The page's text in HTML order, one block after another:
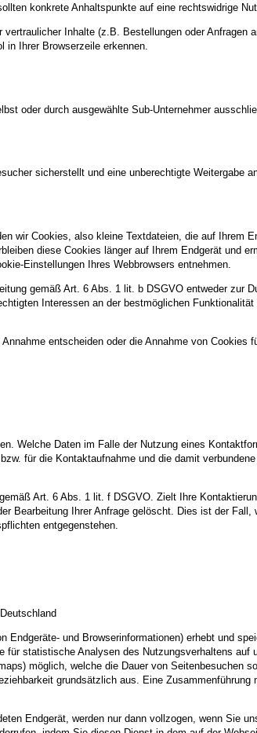
konkrete Anhaltspunkte auf eine rechtswidrige
Inhalte (z.B. Bestellungen oder Anfragen
in Ihrer Browserzeile erkennen.
oder durch ausgewählte Sub-Unternehmer
sicherstellt und eine unberechtigte Weitergabe
wir Cookies, also kleine Textdateien, die auf Ihrem
diese Cookies länger auf Ihrem Endgerät und
Einstellungen Ihres Webbrowsers entnehmen.
gemäß Art. 6 Abs. 1 lit. b DSGVO entweder zur
Interessen an der bestmöglichen
entscheiden oder die Annahme von Cookies
Welche Daten im Falle der Nutzung eines
für die Kontaktaufnahme und die damit
Art. 6 Abs. 1 lit. f DSGVO. Zielt Ihre
Bearbeitung Ihrer Anfrage gelöscht. Dies ist der Fall,
entgegenstehen.
und Browserinformationen) erhebt und
statistische Analysen des Nutzungsverhaltens auf
möglich, welche die Dauer von Seitenbesuchen
grundsätzlich aus. Eine Zusammenführung
Endgerät, werden nur dann vollzogen, wenn Sie